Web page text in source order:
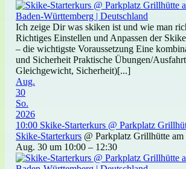
Ich zeige Dir was skiken ist und wie man
Richtiges Einstellen und Anpassen der
– die wichtigste Voraussetzung Eine
und Sicherheit Praktische Übungen/
Gleichgewicht, Sicherheit)[...]
Aug.
30
So.
2026
10:00 Skike-Starterkurs @ Parkplatz
Skike-Starterkurs @ Parkplatz Grillhütte am
Aug. 30 um 10:00 – 12:30